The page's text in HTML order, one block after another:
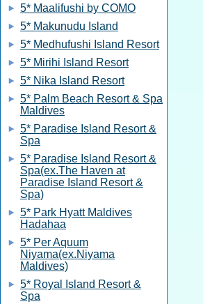
5* Maalifushi by COMO
5* Makunudu Island
5* Medhufushi Island Resort
5* Mirihi Island Resort
5* Nika Island Resort
5* Palm Beach Resort & Spa
Maldives
5* Paradise Island Resort &
Spa
5* Paradise Island Resort &
Spa(ex.The Haven at
Paradise Island Resort &
Spa)
5* Park Hyatt Maldives
Hadahaa
5* Per Aquum
Niyama(ex.Niyama
Maldives)
5* Royal Island Resort &
Spa